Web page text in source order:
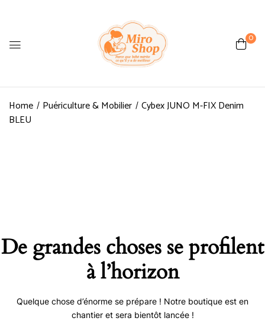
0
Home Puériculture & Mobilier Cybex JUNO M-FIX Denim
BLEU
De grandes choses se profilent
à l’horizon
Quelque chose d’énorme se prépare ! Notre boutique est en
chantier et sera bientôt lancée !